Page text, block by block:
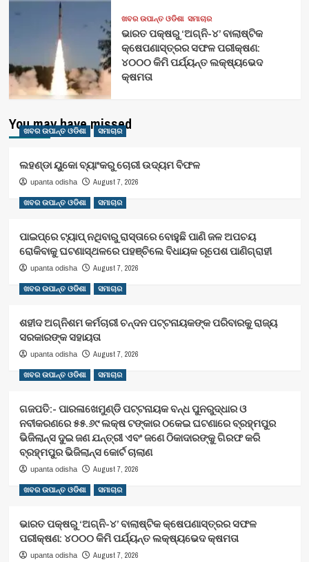
ଖବର ଉପାନ୍ତ ଓଡିଶା ସମାଚାର
ଭାରତ ପକ୍ଷରୁ ‘ଅଗ୍ନି-୪’ ବାଲାଷ୍ଟିକ
କ୍ଷେପଣାସ୍ତ୍ରର ସଫଳ ପରୀକ୍ଷଣ:
୪୦୦୦ କିମି ପର୍ଯ୍ୟନ୍ତ ଲକ୍ଷ୍ୟଭେଦ
କ୍ଷମତା
You may have missed
ଖବର ଉପାନ୍ତ ଓଡିଶା ସମାଚାର
ଲହଣ୍ଡା ୟୁକୋ ବ୍ୟାଂକରୁ ଚୋରୀ ଉଦ୍ୟମ ବିଫଳ
upanta odisha August 7, 2026
ଖବର ଉପାନ୍ତ ଓଡିଶା ସମାଚାର
ପାଇପ୍‌ରେ ଟ୍ୟାପ୍‌ ନଥିବାରୁ ରାସ୍ତାରେ ବୋହୁଛି ପାଣି ଜଳ ଅପଚୟ
ରୋକିବାକୁ ଘଟଣାସ୍ଥଳରେ ପହଞ୍ଚିଲେ ବିଧାୟକ ରୂପେଶ ପାଣିଗ୍ରାହୀ
upanta odisha August 7, 2026
ଖବର ଉପାନ୍ତ ଓଡିଶା ସମାଚାର
ଶହୀଦ ଅଗ୍ନିଶମ କର୍ମଚାରୀ ଚନ୍ଦନ ପଟ୍ଟନାୟକଙ୍କ ପରିବାରକୁ ରାଜ୍ୟ
ସରକାରଙ୍କ ସହାୟତା
upanta odisha August 7, 2026
ଖବର ଉପାନ୍ତ ଓଡିଶା ସମାଚାର
ଗଜପତି:- ପାରଳାଖେମୁଣ୍ଡି ପଟ୍ଟନାୟକ ବନ୍ଧ ପୁନରୁଦ୍ଧାର ଓ
ନବୀକରଣରେ ୫୫.୬୯ ଲକ୍ଷ ଟଙ୍କାର ଠକେଇ ଘଟଣାରେ ବ୍ରହ୍ମପୁର
ଭିଜିଲାନ୍ସ ଦୁଇ ଜଣ ଯନ୍ତ୍ରୀ ଏବଂ ଜଣେ ଠିକାଦାରଙ୍କୁ ଗିରଫ କରି
ବ୍ରହ୍ମପୁର ଭିଜିଲାନ୍ସ କୋର୍ଟ ଚାଲାଣ
upanta odisha August 7, 2026
ଖବର ଉପାନ୍ତ ଓଡିଶା ସମାଚାର
ଭାରତ ପକ୍ଷରୁ ‘ଅଗ୍ନି-୪’ ବାଲାଷ୍ଟିକ କ୍ଷେପଣାସ୍ତ୍ରର ସଫଳ
ପରୀକ୍ଷଣ: ୪୦୦୦ କିମି ପର୍ଯ୍ୟନ୍ତ ଲକ୍ଷ୍ୟଭେଦ କ୍ଷମତା
upanta odisha August 7, 2026